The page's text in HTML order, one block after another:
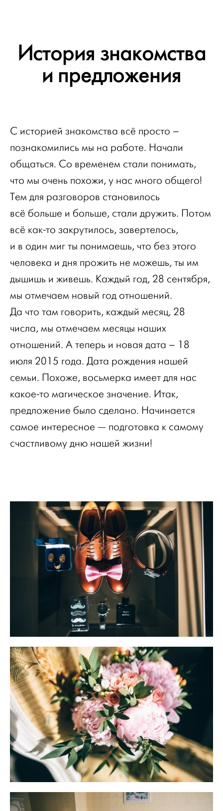
История знакомства
и предложения
С историей знакомства всё просто –
познакомились мы на работе. Начали
общаться. Со временем стали понимать,
что мы очень похожи, у нас много общего!
Тем для разговоров становилось
всё больше и больше, стали дружить. Потом
всё как-то закрутилось, завертелось,
и в один миг ты понимаешь, что без этого
человека и дня прожить не можешь, ты им
дышишь и живешь. Каждый год, 28 сентября,
мы отмечаем новый год отношений.
Да что там говорить, каждый месяц, 28
числа, мы отмечаем месяцы наших
отношений. А теперь и новая дата – 18
июля 2015 года. Дата рождения нашей
семьи. Похоже, восьмерка имеет для нас
какое-то магическое значение. Итак,
предложение было сделано. Начинается
самое интересное — подготовка к самому
счастливому дню нашей жизни!